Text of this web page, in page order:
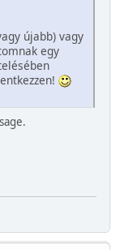
újabb) vagy
egy